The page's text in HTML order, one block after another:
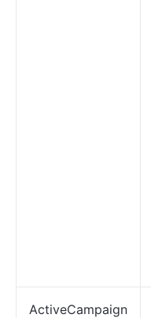
ActiveCampaign